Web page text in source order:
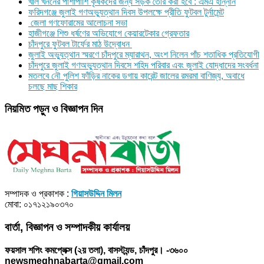
ফরিদগঞ্জে জুলাই গণঅভ্যুত্থান দিবস উপলক্ষে প্রীতি ফুটবল টুর্নামেন্ট
জেলা গণফোরামের আলোচনা সভা
হাজীগঞ্জে শিশু ধর্ষণের অভিযোগে কেয়ারটেকার গ্রেফতার
চাঁদপুরে ফুটবল টার্ফের মাঠ উদ্বোধন
জুলাই অভ্যুত্থান স্মরণে চাঁদপুরে ম্যারাথন, অংশ নিলেন পাঁচ শতাধিক প্রতিযোগী
চাঁদপুরে জুলাই গণঅভ্যুত্থান দিবসে শহিদ পরিবার এবং জুলাই যোদ্ধাদের সংবর্ধনা
মতলবে নৌ পুলিশ ফাঁড়ির নাকের ডগায় কারেন্ট জালের রমরমা বাণিজ্য, অবাধে
চলছে মাছ শিকার
নিয়মিত পড়ুন ও বিজ্ঞাপন দিন
সম্পাদক ও প্রকাশক : গিয়াসউদ্দিন মিলন
মোবা: ০১৭১২১৯০৩৭০
বার্তা, বিজ্ঞাপন ও সম্পাদকীয় কার্যালয়
ফয়সাল শপিং কমপ্লেক্স (২য় তলা), বাসস্ট্যন্ড, চাঁদপুর। -৩৬০০
newsmeghnabarta@gmail.com